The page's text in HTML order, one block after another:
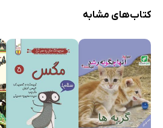
کتاب‌های مشابه